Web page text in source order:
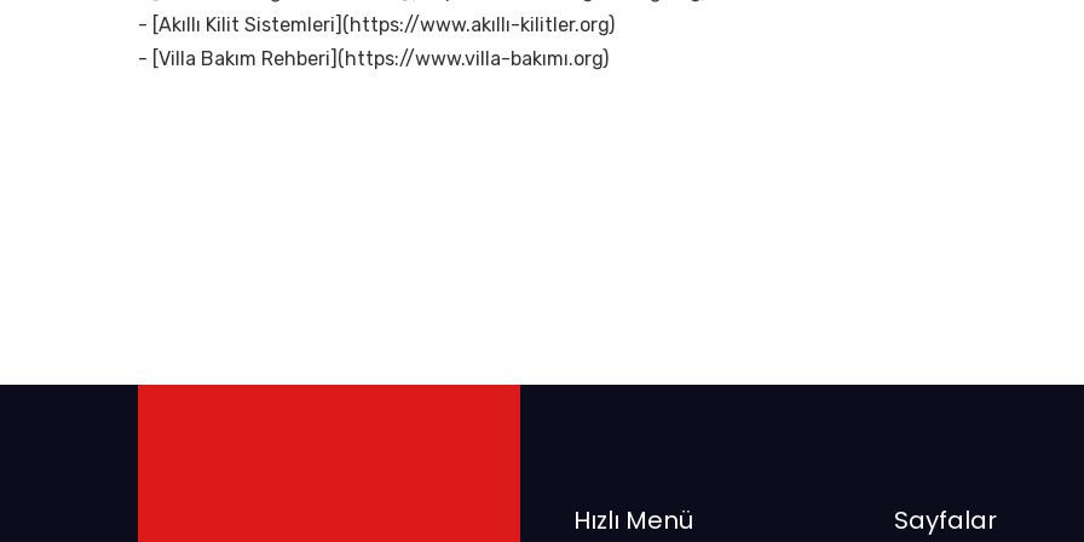
- [Akıllı Kilit Sistemleri](https://www.akıllı-kilitler.org)
- [Villa Bakım Rehberi](https://www.villa-bakımı.org)
Hızlı Menü Sayfalar